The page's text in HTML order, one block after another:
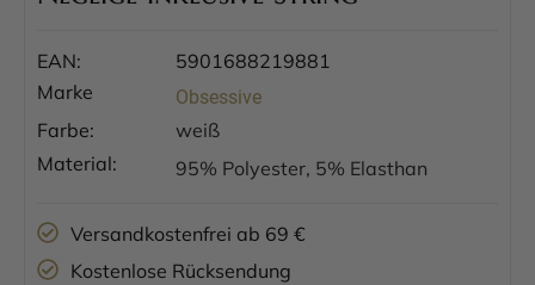
EAN:
5901688219881
Marke
Obsessive
Farbe:
weiß
Material:
95% Polyester, 5% Elasthan
Versandkostenfrei ab 69 €
Kostenlose Rücksendung